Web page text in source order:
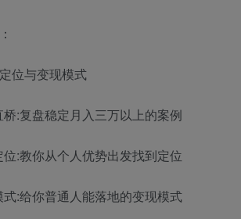
位与变现模式
:复盘稳定月入三万以上的案例
:教你从个人优势出发找到定位
:给你普通人能落地的变现模式